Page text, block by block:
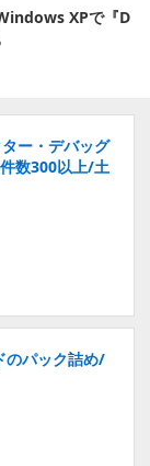
XPで『D
ー・デバッグ
数300以上/土
のパック詰め/